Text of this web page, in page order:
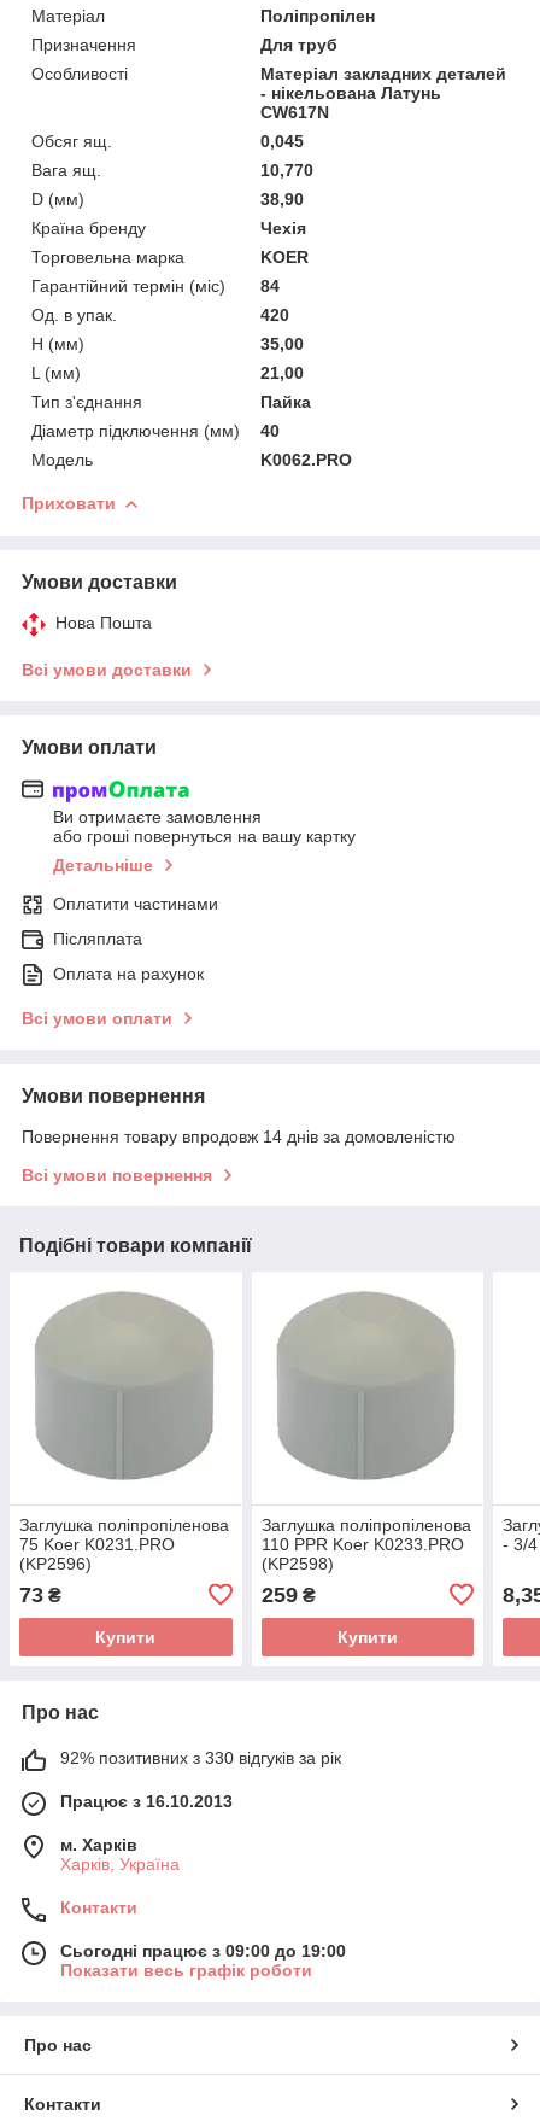
Матеріал
Поліпропілен
Призначення
Для труб
Особливості
Матеріал закладних деталей
- нікельована Латунь
CW617N
Обсяг ящ.
0,045
Вага ящ.
10,770
D (мм)
38,90
Країна бренду
Чехія
Торговельна марка
KOER
Гарантійний термін (міс)
84
Од. в упак.
420
H (мм)
35,00
L (мм)
21,00
Тип з'єднання
Пайка
Діаметр підключення (мм)
40
Мoдель
K0062.PRO
Приховати
Умови доставки
Нова Пошта
Всі умови доставки
Умови оплати
Ви отримаєте замовлення
або гроші повернуться на вашу картку
Детальніше
Оплатити частинами
Післяплата
Оплата на рахунок
Всі умови оплати
Умови повернення
Повернення товару впродовж 14 днів за домовленістю
Всі умови повернення
Подібні товари компанії
Заглушка поліпропіленова
75 Koer K0231.PRO
(KP2596)
73 ₴
Купити
Заглушка поліпропіленова
110 PPR Koer K0233.PRO
(KP2598)
259₴
Купити
- 3/
Про нас
92% позитивних з 330 відгуків за рік
Працює з 16.10.2013
м. Харків
Харків, Україна
Контакти
Сьогодні працює з 09:00 до 19:00
Показати весь графік роботи
Про нас
Контакти